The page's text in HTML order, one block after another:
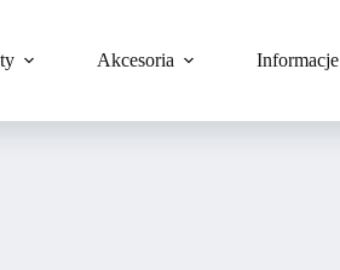
Akcesoria Informacje